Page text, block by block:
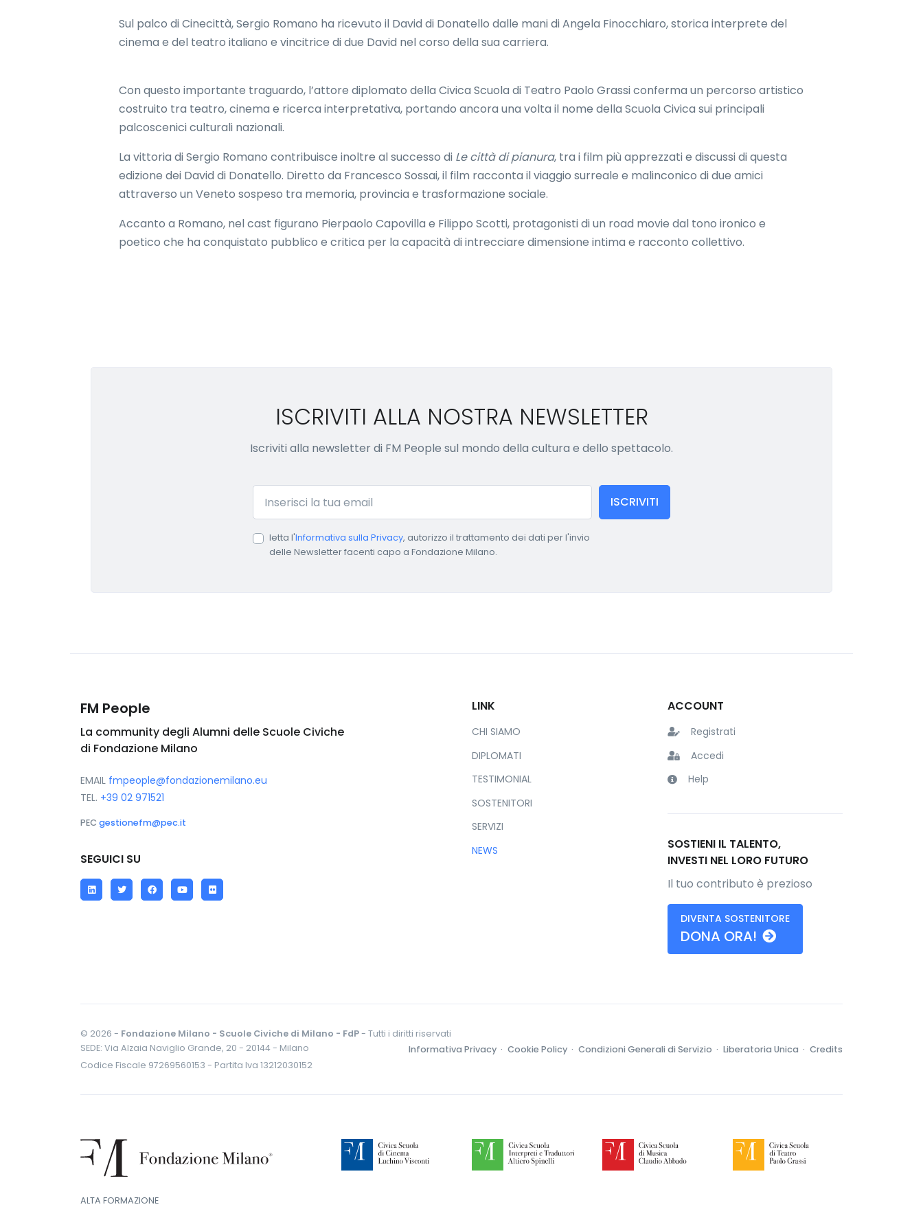
Sul palco di Cinecittà, Sergio Romano ha ricevuto il David di Donatello dalle mani di Angela Finocchiaro, storica interprete del
cinema e del teatro italiano e vincitrice di due David nel corso della sua carriera.
Con questo importante traguardo, l’attore diplomato della Civica Scuola di Teatro Paolo Grassi conferma un percorso artistico
costruito tra teatro, cinema e ricerca interpretativa, portando ancora una volta il nome della Scuola Civica sui principali
palcoscenici culturali nazionali.
La vittoria di Sergio Romano contribuisce inoltre al successo di Le città di pianura, tra i film più apprezzati e discussi di questa
edizione dei David di Donatello. Diretto da Francesco Sossai, il film racconta il viaggio surreale e malinconico di due amici
attraverso un Veneto sospeso tra memoria, provincia e trasformazione sociale.
Accanto a Romano, nel cast figurano Pierpaolo Capovilla e Filippo Scotti, protagonisti di un road movie dal tono ironico e
poetico che ha conquistato pubblico e critica per la capacità di intrecciare dimensione intima e racconto collettivo.
ISCRIVITI ALLA NOSTRA NEWSLETTER
Iscriviti alla newsletter di FM People sul mondo della cultura e dello spettacolo.
Email
ISCRIVITI
letta l'Informativa sulla Privacy, autorizzo il trattamento dei dati per l'invio
delle Newsletter facenti capo a Fondazione Milano.
LINK
CHI SIAMO
DIPLOMATI
TESTIMONIAL
SOSTENITORI
SERVIZI
NEWS
ACCOUNT
Registrati
Accedi
Help
SOSTIENI IL TALENTO,
INVESTI NEL LORO FUTURO
Il tuo contributo è prezioso
DIVENTA SOSTENITORE
DONA ORA!
FM People
La community degli Alumni delle Scuole Civiche
di Fondazione Milano
EMAIL fmpeople@fondazionemilano.eu
TEL. +39 02 971521
PEC gestionefm@pec.it
SEGUICI SU
LinkedInTwitterFacebookYouTube
Flickr
© 2026 - Fondazione Milano - Scuole Civiche di Milano - FdP- Tutti i diritti riservati
SEDE: Via Alzaia Naviglio Grande, 20 - 20144 - Milano
Codice Fiscale 97269560153 - Partita Iva 13212030152
Informativa Privacy · Cookie Policy · Condizioni Generali di Servizio · Liberatoria Unica · Credits
ALTA FORMAZIONE